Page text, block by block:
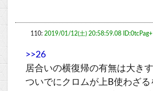
110: 2019/01/12(土) 20:58:59.08
>>26
居合いの横復帰の有無は大き
ついでにクロムが上B使わざる